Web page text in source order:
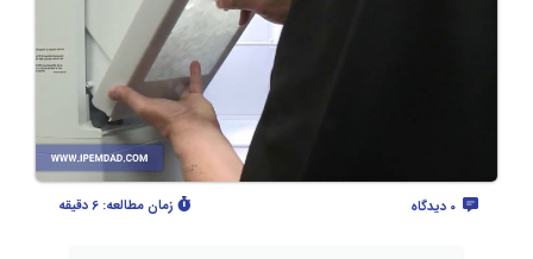
زمان مطالعه: 6 دقیقه